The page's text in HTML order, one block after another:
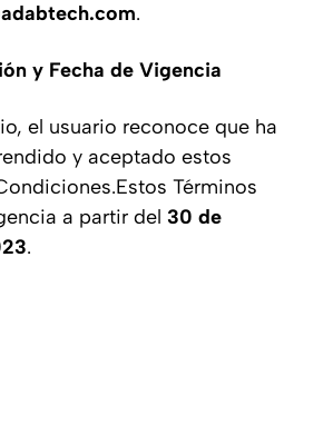
.
y Fecha de Vigencia
el usuario reconoce que ha
y aceptado estos
Términos
a partir del 30 de
.